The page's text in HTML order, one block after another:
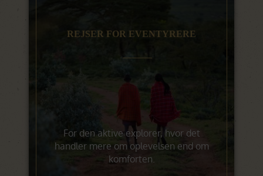
REJSER FOR EVENTYRERE
For den aktive explorer, hvor det
handler mere om oplevelsen end om
komforten.